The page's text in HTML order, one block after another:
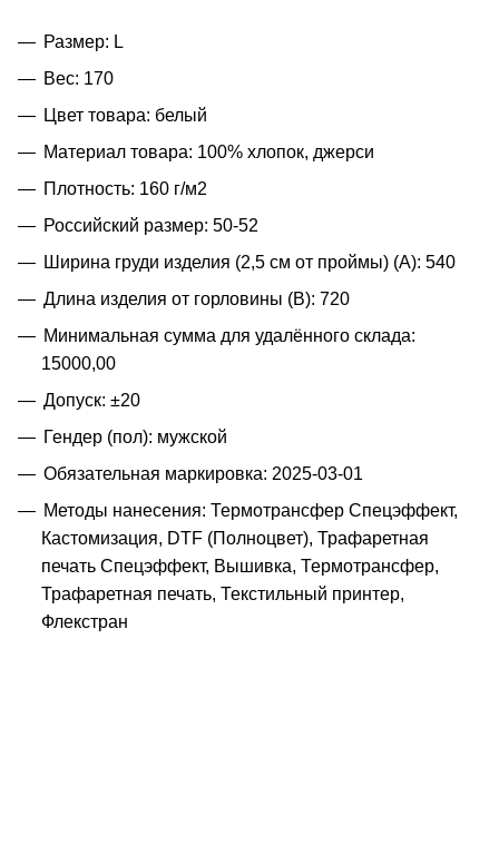
Размер: L
Вес: 170
Цвет товара: белый
Материал товара: 100% хлопок, джерси
Плотность: 160 г/м2
Российский размер: 50-52
Ширина груди изделия (2,5 см от проймы) (A): 540
Длина изделия от горловины (B): 720
Минимальная сумма для удалённого склада:
15000,00
Допуск: ±20
Гендер (пол): мужской
Обязательная маркировка: 2025-03-01
Методы нанесения: Термотрансфер Спецэффект,
Кастомизация, DTF (Полноцвет), Трафаретная
печать Спецэффект, Вышивка, Термотрансфер,
Трафаретная печать, Текстильный принтер,
Флекстран